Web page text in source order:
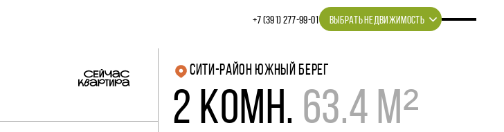
+7 (391) 277‒99‒01 ВЫБРАТЬ НЕДВИЖИМОСТЬ
СИТИ-РАЙОН ЮЖНЫЙ БЕРЕГ
2 КОМН. 63.4 М²